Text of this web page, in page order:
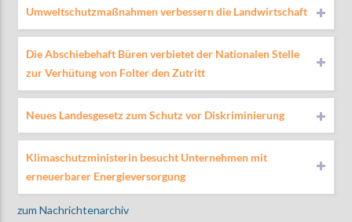
Umweltschutzmaßnahmen verbessern die Landwirtschaft
Die Abschiebehaft Büren verbietet der Nationalen Stelle
zur Verhütung von Folter den Zutritt
Neues Landesgesetz zum Schutz vor Diskriminierung
Klimaschutzministerin besucht Unternehmen mit
erneuerbarer Energieversorgung
zum Nachrichtenarchiv